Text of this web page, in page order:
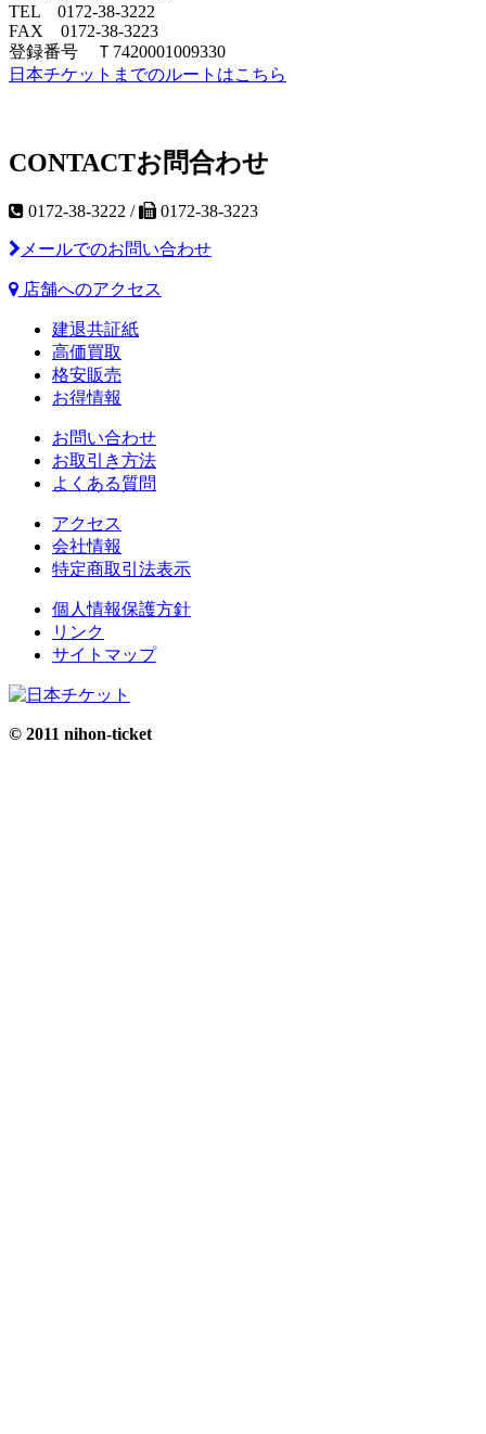
TEL 0172-38-3222
FAX 0172-38-3223
登録番号 Ｔ7420001009330
日本チケットまでのルートはこちら
CONTACTお問合わせ
0172-38-3222 / 0172-38-3223
メールでのお問い合わせ
店舗へのアクセス
建退共証紙
高価買取
格安販売
お得情報
お問い合わせ
お取引き方法
よくある質問
アクセス
会社情報
特定商取引法表示
個人情報保護方針
リンク
サイトマップ
© 2011 nihon-ticket